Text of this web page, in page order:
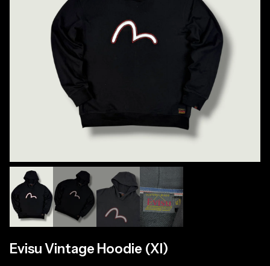
Evisu Vintage Hoodie (Xl)